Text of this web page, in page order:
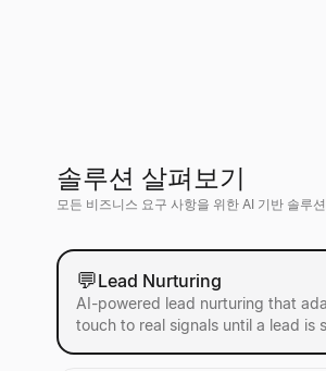
솔루션 살펴보기
모든 비즈니스 요구 사항을 위한 AI 기반 솔루션
💬Lead Nurturing
AI-powered lead nurturing that
touch to real signals until a lead is